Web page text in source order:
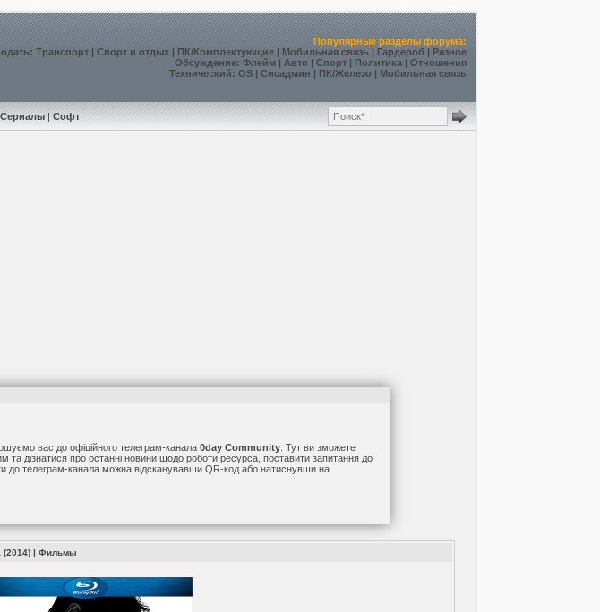
Популярные разделы форума:
:Транспорт |Спорт и отдых |ПК/Комплектующие |Мобильная связь | Гардероб |Разное
Обсуждение:Флейм | Авто |Спорт | Политика |Отношения
Технический:OS |Сисадмин | ПК/Железо | Мобильная связь
Сериалы |Софт
вас до офіційного телеграм-канала 0day Community. Тут ви зможете
та дізнатися про останні новини щодо роботи ресурса, поставити запитання до
до телеграм-канала можна відсканувавши QR-код або натиснувши на
(2014) |Фильмы